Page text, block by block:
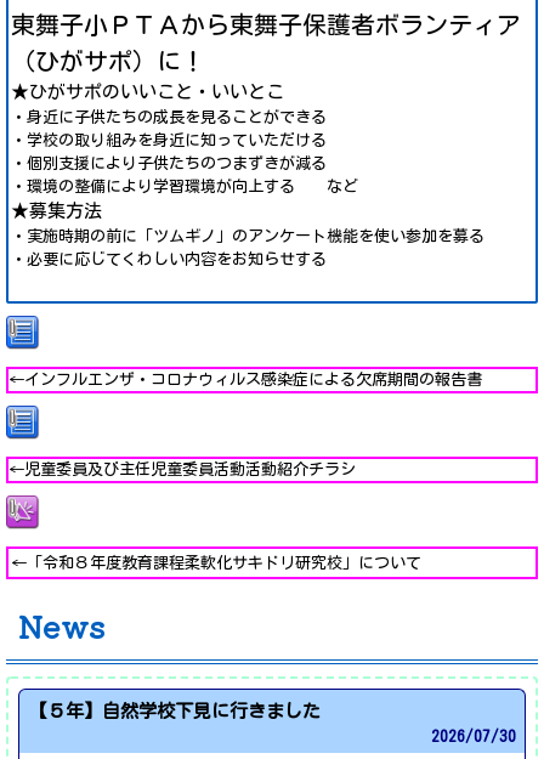
東舞子小ＰＴＡから東舞子保護者ボランティア
（ひがサポ）に！
★ひがサポのいいこと・いいとこ
・身近に子供たちの成長を見ることができる
・学校の取り組みを身近に知っていただける
・個別支援により子供たちのつまずきが減る
・環境の整備により学習環境が向上する など
★募集方法
・実施時期の前に「ツムギノ」のアンケート機能を使い参加を募る
・必要に応じてくわしい内容をお知らせする
←インフ ルエンザ・コロナウィルス感染症による欠席期間の報告書
←児童委員及び主任児童委員活動活動紹介チラシ
←「令和８年度教育課程柔軟化サキドリ研究校」について
News
【５年】自然学校下見に行きました
2026/07/30